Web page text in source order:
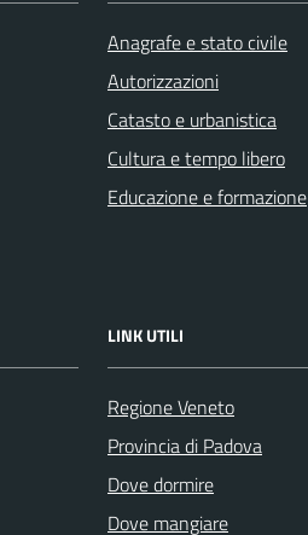
Anagrafe e stato civile
Autorizzazioni
Catasto e urbanistica
Cultura e tempo libero
Educazione e formazione
LINK UTILI
Regione Veneto
Provincia di Padova
Dove dormire
Dove mangiare